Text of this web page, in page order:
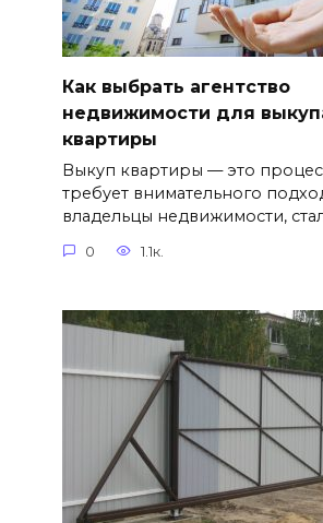
Как выбрать агентство
недвижимости для
квартиры
Выкуп квартиры — это
требует внимательного
владельцы недвижимости,
0 1.1к.